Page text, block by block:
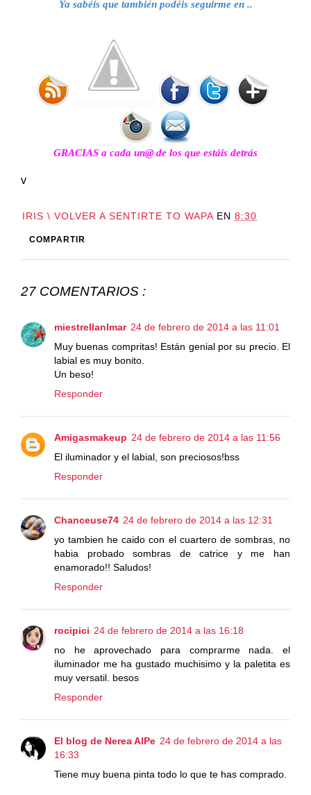
Ya sabéis que también podéis seguirme en ..
GRACIAS a cada un@ de los que estáis detrás
v
IRIS \ VOLVER A SENTIRTE TO WAPA EN 8:30
COMPARTIR
27 COMENTARIOS :
miestrellanlmar 24 de febrero de 2014 a las 11:01
Muy buenas compritas! Están genial por su precio. El
labial es muy bonito.
Un beso!
Responder
Amigasmakeup 24 de febrero de 2014 a las 11:56
El iluminador y el labial, son preciosos!bss
Responder
Chanceuse74 24 de febrero de 2014 a las 12:31
yo tambien he caido con el cuartero de sombras, no
habia probado sombras de catrice y me han
enamorado!! Saludos!
Responder
rocipici 24 de febrero de 2014 a las 16:18
no he aprovechado para comprarme nada. el
iluminador me ha gustado muchisimo y la paletita es
muy versatil. besos
Responder
El blog de Nerea AlPe 24 de febrero de 2014 a las
16:33
Tiene muy buena pinta todo lo que te has comprado.